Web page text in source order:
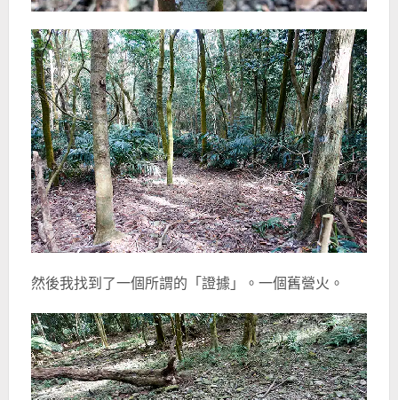
然後我找到了一個所謂的「證據」。一個舊營火。